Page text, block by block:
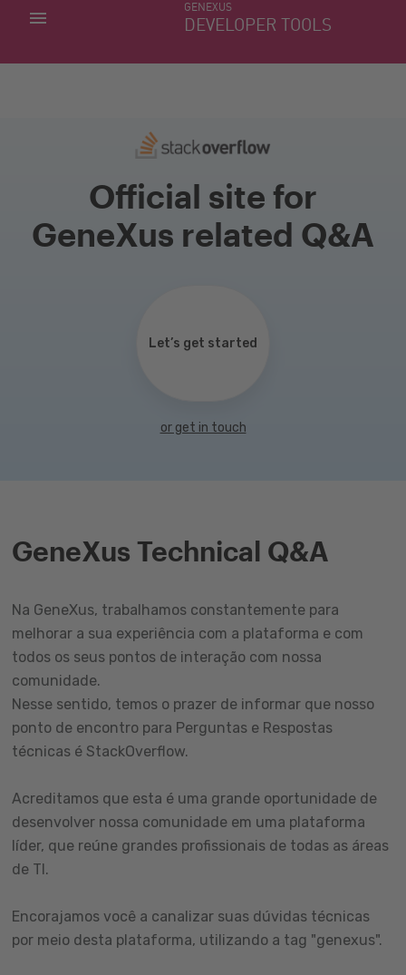
GENEXUS
DEVELOPER TOOLS
MINHAS APLICACÕES
Official site for
GeneXus related Q&A
Let’s get started
or get in touch
GeneXus Technical Q&A
Na GeneXus, trabalhamos constantemente para
melhorar a sua experiência com a plataforma e com
todos os seus pontos de interação com nossa
comunidade.
Nesse sentido, temos o prazer de informar que nosso
ponto de encontro para Perguntas e Respostas
técnicas é StackOverflow.
Acreditamos que esta é uma grande oportunidade de
desenvolver nossa comunidade em uma plataforma
líder, que reúne grandes profissionais de todas as áreas
de TI.
Encorajamos você a canalizar suas dúvidas técnicas
por meio desta plataforma, utilizando a tag "genexus".